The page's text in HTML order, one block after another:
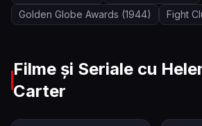
Golden Globe Awards (1944) Fight
Filme și Seriale cu
Carter